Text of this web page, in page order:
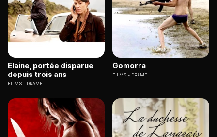
Elaine, portée disparue
depuis trois ans
FILMS DRAME
Gomorra
FILMS DRAME